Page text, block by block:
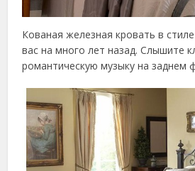
Кованая железная кровать в
вас на много лет назад. Слышите
романтическую музыку на заднем